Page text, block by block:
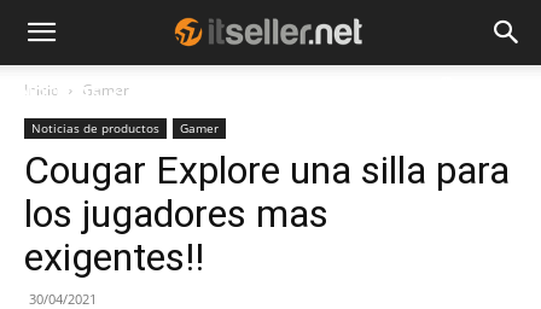
NOTICIAS
Inicio Gamer
Noticias de productos Gamer
Cougar Explore una silla para
los jugadores mas
exigentes!!
30/04/2021